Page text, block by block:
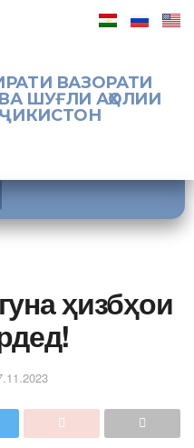
ВАЗОРАТИ
ШУҒЛИ АҲОЛИИ
ҳизбҳои